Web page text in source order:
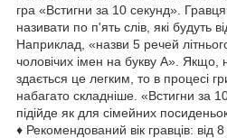
гра «Встигни за 10 секунд».
називати по п'ять слів, які будуть
Наприклад, «назви 5 речей
чоловічих імен на букву А».
здається це легким, то в процесі
набагато складніше. «Встигни за
підійде як для сімейних
♦ Рекомендований вік гравців: від